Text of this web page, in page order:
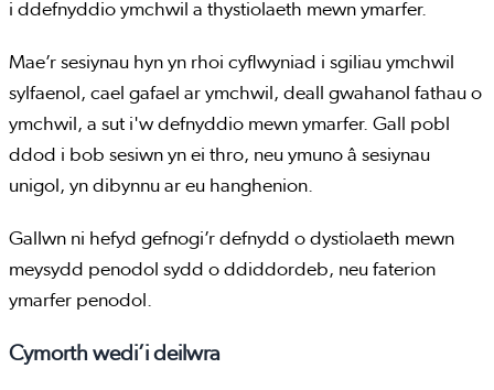
i ddefnyddio ymchwil a thystiolaeth mewn ymarfer.
Mae’r sesiynau hyn yn rhoi cyflwyniad i sgiliau ymchwil
sylfaenol, cael gafael ar ymchwil, deall gwahanol fathau o
ymchwil, a sut i'w defnyddio mewn ymarfer. Gall pobl
ddod i bob sesiwn yn ei thro, neu ymuno â sesiynau
unigol, yn dibynnu ar eu hanghenion.
Gallwn ni hefyd gefnogi’r defnydd o dystiolaeth mewn
meysydd penodol sydd o ddiddordeb, neu faterion
ymarfer penodol.
Cymorth wedi’i deilwra